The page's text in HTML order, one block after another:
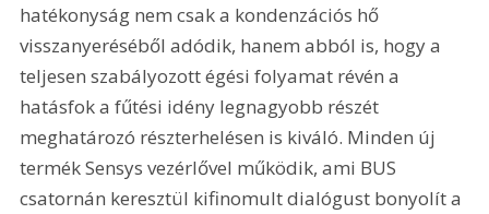
hatékonyság nem csak a kondenzációs hő
visszanyeréséből adódik, hanem abból is, hogy a
teljesen szabályozott égési folyamat révén a
hatásfok a fűtési idény legnagyobb részét
meghatározó részterhelésen is kiváló. Minden új
termék Sensys vezérlővel működik, ami BUS
csatornán keresztül kifinomult dialógust bonyolít a